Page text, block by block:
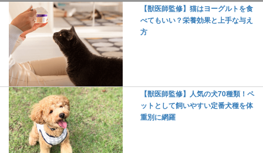
【獣医師監修】猫はヨーグルトを食
べてもいい？栄養効果と上手な与え
方
【獣医師監修】人気の犬70種類！ペ
ットとして飼いやすい定番犬種を体
重別に網羅